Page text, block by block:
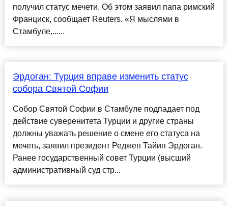
получил статус мечети. Об этом заявил папа римский
Франциск, сообщает Reuters. «Я мыслями в
Стамбуле,......
Эрдоган: Турция вправе изменить статус
собора Святой Софии
Собор Святой Софии в Стамбуле подпадает под
действие суверенитета Турции и другие страны
должны уважать решение о смене его статуса на
мечеть, заявил президент Реджеп Тайип Эрдоган.
Ранее государственный совет Турции (высший
административный суд стр...